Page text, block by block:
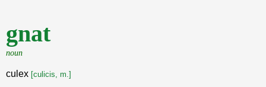
gnat
noun
culex [culicis, m.]